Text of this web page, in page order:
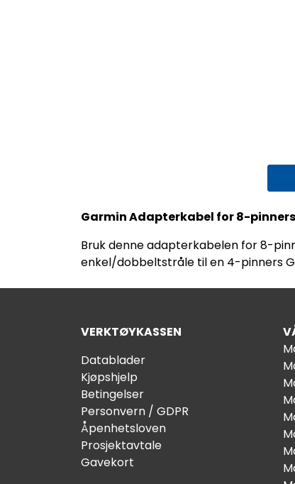
Garmin Adapterkabel for 8-
Bruk denne adapterkabelen for 8-
enkel/dobbeltstråle til en 4-pinners
VERKTØYKASSEN
Datablader
Kjøpshjelp
Betingelser
Personvern / GDPR
Åpenhetsloven
Prosjektavtale
Gavekort